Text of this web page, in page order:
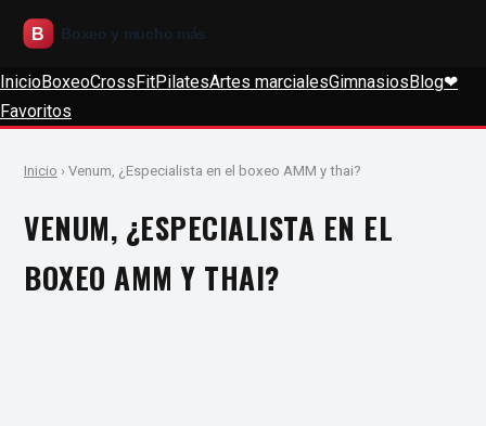
InicioBoxeoCrossFitPilatesArtes marcialesGimnasiosBlog❤
Favoritos
Inicio › Venum, ¿Especialista en el boxeo AMM y thai?
VENUM, ¿ESPECIALISTA EN EL
BOXEO AMM Y THAI?